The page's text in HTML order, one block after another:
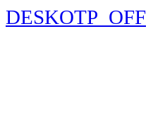
DESKOTP_OFF